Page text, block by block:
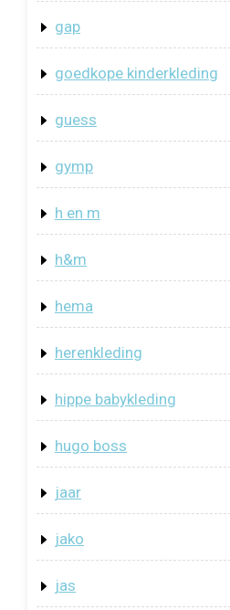
gap
goedkope kinderkleding
guess
gymp
h en m
h&m
hema
herenkleding
hippe babykleding
hugo boss
jaar
jako
jas